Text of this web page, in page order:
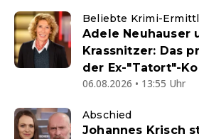
Beliebte Krimi-
Adele Neuhauser
Krassnitzer: Das
der Ex-"Tatort"-
06.08.2026 • 13:55 Uhr
Abschied
Johannes Krisch